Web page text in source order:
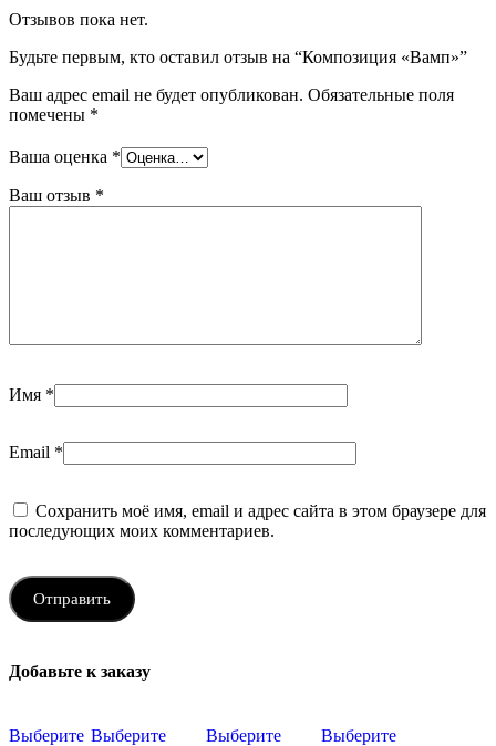
Отзывов пока нет.
Будьте первым, кто оставил отзыв на “Композиция «Вамп»”
Ваш адрес email не будет опубликован. Обязательные поля
помечены *
Ваша оценка *
Ваш отзыв *
Имя *
Email *
Сохранить моё имя, email и адрес сайта в этом браузере для
последующих моих комментариев.
Добавьте к заказу
Выберите Выберите
Выберите
Выберите